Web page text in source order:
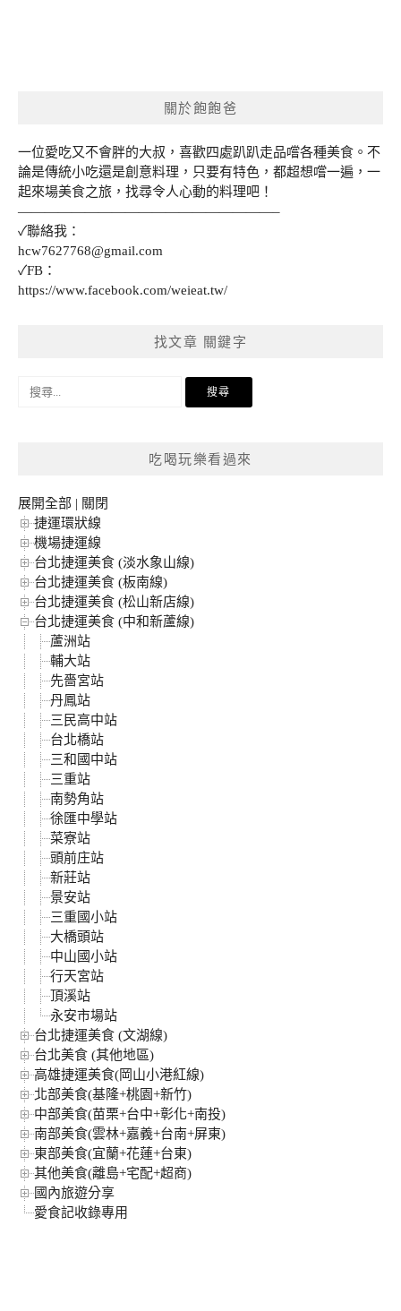
關於飽飽爸
一位愛吃又不會胖的大叔，喜歡四處趴趴走品嚐各種美食。不
論是傳統小吃還是創意料理，只要有特色，都超想嚐一遍，一
起來場美食之旅，找尋令人心動的料理吧！
———————————————————–
✓聯絡我：
hcw7627768@gmail.com
✓FB：
https://www.facebook.com/weieat.tw/
找文章 關鍵字
搜
吃喝玩樂看過來
展開全部 | 關閉
捷運環狀線
機場捷運線
台北捷運美食 (淡水象山線)
台北捷運美食 (板南線)
台北捷運美食 (松山新店線)
台北捷運美食 (中和新蘆線)
蘆洲站
輔大站
先嗇宮站
丹鳳站
三民高中站
台北橋站
三和國中站
三重站
南勢角站
徐匯中學站
菜寮站
頭前庄站
新莊站
景安站
三重國小站
大橋頭站
中山國小站
行天宮站
頂溪站
永安市場站
台北捷運美食 (文湖線)
台北美食 (其他地區)
高雄捷運美食(岡山小港紅線)
北部美食(基隆+桃園+新竹)
中部美食(苗栗+台中+彰化+南投)
南部美食(雲林+嘉義+台南+屏東)
東部美食(宜蘭+花蓮+台東)
其他美食(離島+宅配+超商)
國內旅遊分享
愛食記收錄專用